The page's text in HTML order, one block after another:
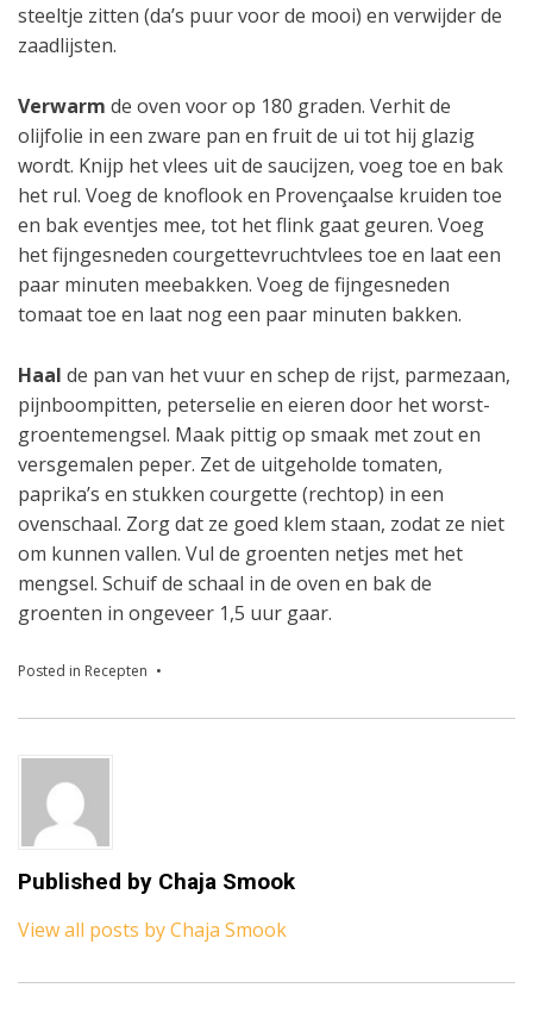
steeltje zitten (da’s puur voor de mooi) en verwijder de
zaadlijsten.
Verwarm de oven voor op 180 graden. Verhit de
olijfolie in een zware pan en fruit de ui tot hij glazig
wordt. Knijp het vlees uit de saucijzen, voeg toe en bak
het rul. Voeg de knoflook en Provençaalse kruiden toe
en bak eventjes mee, tot het flink gaat geuren. Voeg
het fijngesneden courgettevruchtvlees toe en laat een
paar minuten meebakken. Voeg de fijngesneden
tomaat toe en laat nog een paar minuten bakken.
Haal de pan van het vuur en schep de rijst, parmezaan,
pijnboompitten, peterselie en eieren door het worst-
groentemengsel. Maak pittig op smaak met zout en
versgemalen peper. Zet de uitgeholde tomaten,
paprika’s en stukken courgette (rechtop) in een
ovenschaal. Zorg dat ze goed klem staan, zodat ze niet
om kunnen vallen. Vul de groenten netjes met het
mengsel. Schuif de schaal in de oven en bak de
groenten in ongeveer 1,5 uur gaar.
Posted in Recepten
Published by Chaja Smook
View all posts by Chaja Smook